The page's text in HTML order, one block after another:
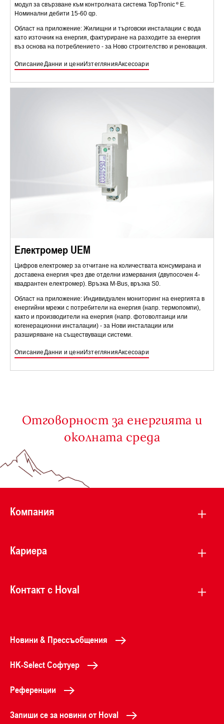
модул за свързване към контролната система TopTronic
E.
Номинални дебити 15-60 qp.
Област на приложение: Жилищни и търговски инсталации с вода
като източник на енергия, фактуриране на разходите за енергия
въз основа на потреблението - за Ново строителство и реновация.
Описание Данни и цениИзтеглянияАксесоари
Електромер UEM
Цифров електромер за отчитане на количествата консумирана и
доставена енергия чрез две отделни измервания (двупосочен 4-
квадрантен електромер). Връзка M-Bus, връзка S0.
Област на приложение: Индивидуален мониторинг на енергията в
енергийни мрежи с потребители на енергия (напр. термопомпи),
както и производители на енергия (напр. фотоволтаици или
когенерационни инсталации) - за Нови инсталации или
разширяване на съществуващи системи.
ОписаниеДанни и цени ИзтеглянияАксесоари
Отговорност за енергията и
околната среда
Компания
Кариера
Контакт с Hoval
Новини & Прессъобщения
HK-Select Софтуер
Референции
Запиши се за новини от Hoval